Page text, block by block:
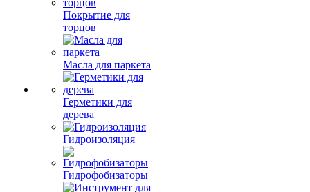
Покрытие для
торцов
Масла для паркета
Герметики для
дерева
Гидроизоляция
Гидрофобизаторы